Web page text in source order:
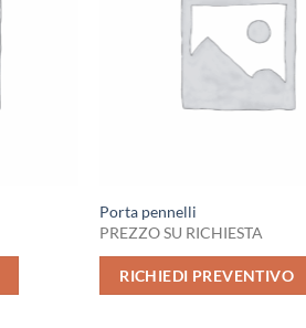
Porta pennelli
PREZZO SU RICHIESTA
RICHIEDI PREVENTIVO